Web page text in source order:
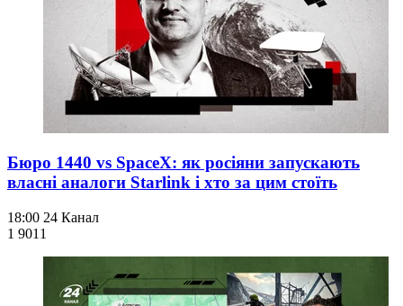
Бюро 1440 vs SpaceX: як росіяни запускають
власні аналоги Starlink і хто за цим стоїть
18:00 24 Канал
1 901 1